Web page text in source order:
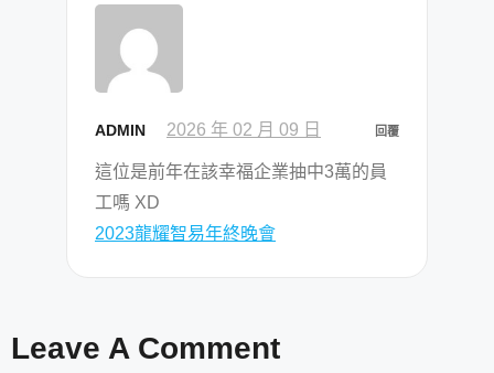
ADMIN 2026 年 02 月 09 日 回覆
這位是前年在該幸福企業抽中3萬的員
工嗎 XD
2023龍耀智易年終晚會
Leave A Comment